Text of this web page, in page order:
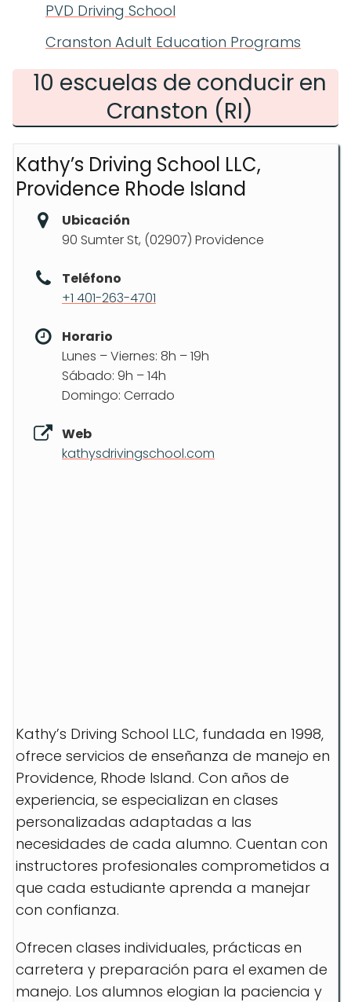
PVD Driving School
Cranston Adult Education Programs
10 escuelas de conducir en
Cranston (RI)
Kathy’s Driving School LLC,
Providence Rhode Island
Ubicación
90 Sumter St, (02907) Providence
Teléfono
+1 401-263-4701
Horario
Lunes – Viernes: 8h – 19h
Sábado: 9h – 14h
Domingo: Cerrado
Web
kathysdrivingschool.com
Kathy’s Driving School LLC, fundada en 1998,
ofrece servicios de enseñanza de manejo en
Providence, Rhode Island. Con años de
experiencia, se especializan en clases
personalizadas adaptadas a las
necesidades de cada alumno. Cuentan con
instructores profesionales comprometidos a
que cada estudiante aprenda a manejar
con confianza.
Ofrecen clases individuales, prácticas en
carretera y preparación para el examen de
manejo. Los alumnos elogian la paciencia y